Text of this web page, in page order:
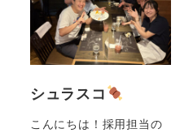
シュラスコ
こんにちは！採用担当の